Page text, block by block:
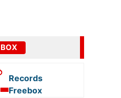
Records
Freebox